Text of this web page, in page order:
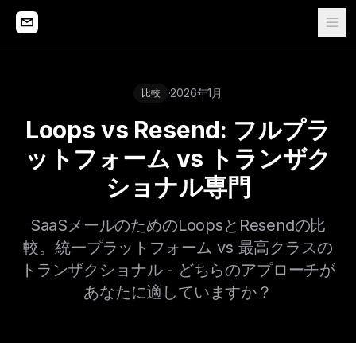
比較 ·2026年1月
Loops vs Resend: フルプラ
ットフォーム vs トランザク
ショナル専門
SaaSメールのためのLoopsとResendの比
較。統一プラットフォーム vs 最高クラスの
トランザクショナル - どちらのアプローチが
あなたに適していますか？